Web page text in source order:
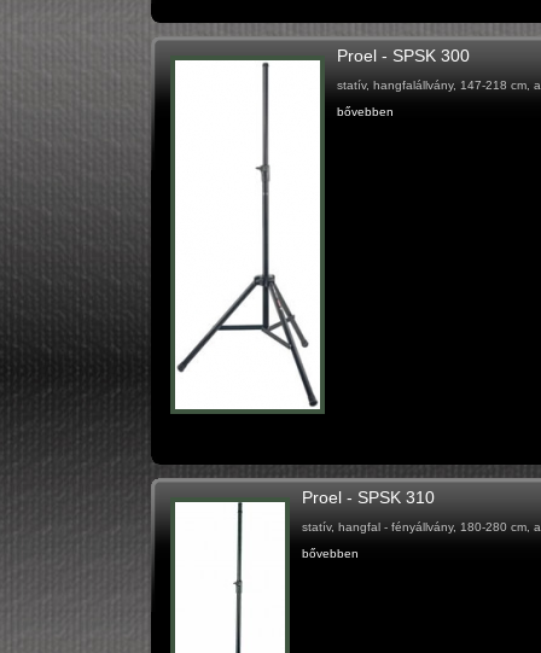
Proel - SPSK 300
statív, hangfalállvány, 147-218 cm,
bővebben
Proel - SPSK 310
statív, hangfal - fényállvány, 180-280 cm,
bővebben